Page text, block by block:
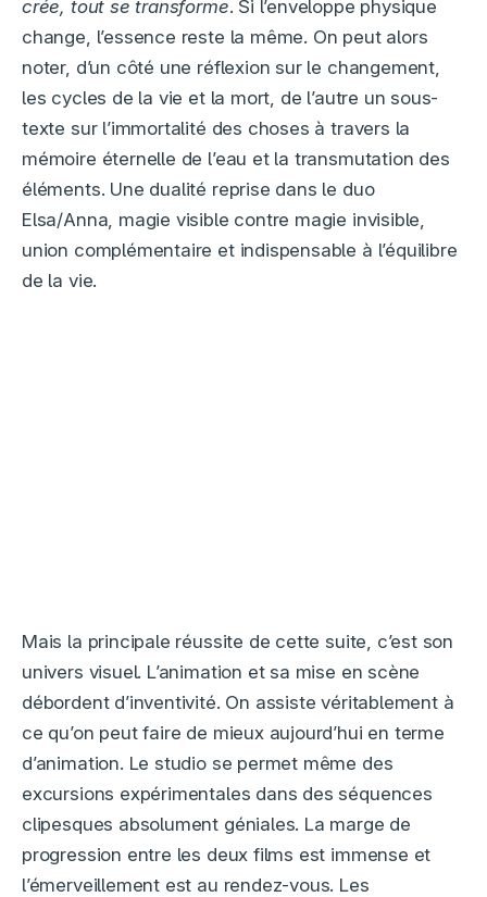
crée, tout se transforme. Si l’enveloppe physique
change, l’essence reste la même. On peut alors
noter, d’un côté une réflexion sur le changement,
les cycles de la vie et la mort, de l’autre un sous-
texte sur l’immortalité des choses à travers la
mémoire éternelle de l’eau et la transmutation des
éléments. Une dualité reprise dans le duo
Elsa/Anna, magie visible contre magie invisible,
union complémentaire et indispensable à l’équilibre
de la vie.
Mais la principale réussite de cette suite, c’est son
univers visuel. L’animation et sa mise en scène
débordent d’inventivité. On assiste véritablement à
ce qu’on peut faire de mieux aujourd’hui en terme
d’animation. Le studio se permet même des
excursions expérimentales dans des séquences
clipesques absolument géniales. La marge de
progression entre les deux films est immense et
l’émerveillement est au rendez-vous. Les